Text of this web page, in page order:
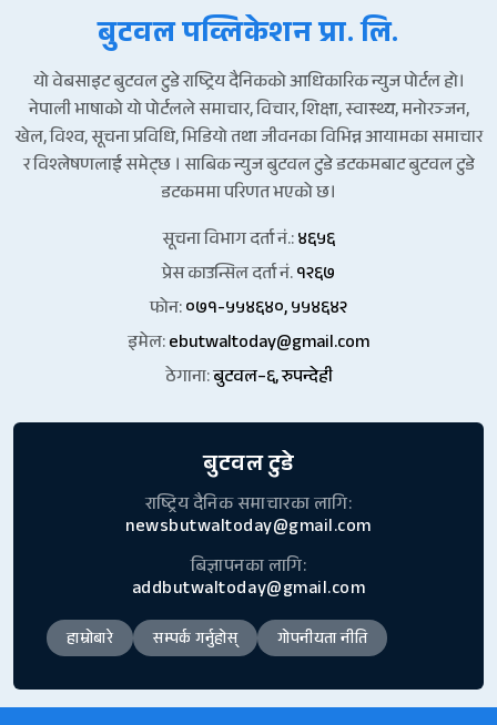
बुटवल पव्लिकेशन प्रा. लि.
यो वेबसाइट बुटवल टुडे राष्ट्रिय दैनिकको आधिकारिक न्युज पोर्टल हो।
नेपाली भाषाको यो पोर्टलले समाचार, विचार, शिक्षा, स्वास्थ्य, मनोरञ्जन,
खेल, विश्व, सूचना प्रविधि, भिडियो तथा जीवनका विभिन्न आयामका समाचार
र विश्लेषणलाई समेट्छ । साबिक न्युज बुटवल टुडे डटकमबाट बुटवल टुडे
डटकममा परिणत भएको छ।
सूचना विभाग दर्ता नं.:४६५६
प्रेस काउन्सिल दर्ता नं.१२६७
फोन:०७१-५५४६४०, ५५४६४२
इमेल:ebutwaltoday@gmail.com
ठेगाना:बुटवल–६, रुपन्देही
बुटवल टुडे
राष्ट्रिय दैनिक समाचारका लागि:
newsbutwaltoday@gmail.com
बिज्ञापनका लागि:
addbutwaltoday@gmail.com
हाम्रोबारे सम्पर्क गर्नुहोस् गोपनीयता नीति